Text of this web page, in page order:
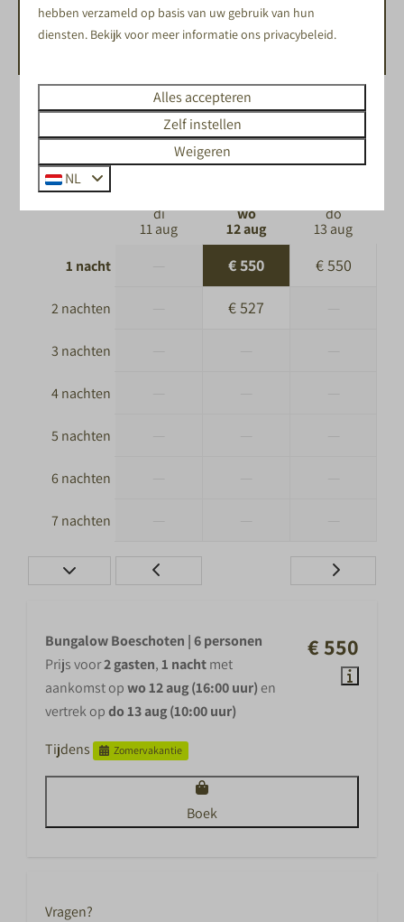
BESCHIKBAARHEID EN PRIJS
2 gasten
wo12-08-2026 do13-08-2026
di
11 aug
wo
12 aug
do
13 aug
1 nacht
€ 550 € 550
2 nachten € 527
3 nachten
4 nachten
5 nachten
6 nachten
7 nachten
€ 550
Bungalow Boeschoten | 6 personen
Prijs voor2 gasten,1 nachtmet
aankomst opwo 12 aug (16:00 uur) en
vertrek opdo 13 aug (10:00 uur)
Tijdens
Zomervakantie
Boek
Vragen?
hebben verzameld op basis van uw gebruik van hun
diensten. Bekijk voor meer informatie ons privacybeleid.
Alles accepteren
Zelf instellen
Weigeren
NL